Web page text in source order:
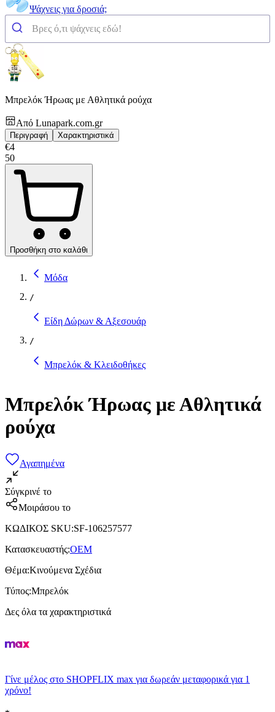
Ψάχνεις για δροσιά;
Μπρελόκ Ήρωας με Αθλητικά ρούχα
Από Lunapark.com.gr
Περιγραφή Χαρακτηριστικά
€4
50
Προσθήκη στο καλάθι
Μόδα
/
Είδη Δώρων & Αξεσουάρ
/
Μπρελόκ & Κλειδοθήκες
Μπρελόκ Ήρωας με Αθλητικά
ρούχα
Αγαπημένα
Σύγκρινέ το
Μοιράσου το
ΚΩΔΙΚΟΣ SKU:SF-106257577
Κατασκευαστής:OEM
Θέμα:Κινούμενα Σχέδια
Τύπος:Μπρελόκ
Δες όλα τα χαρακτηριστικά
Γίνε μέλος στο SHOPFLIX max για δωρεάν μεταφορικά για 1
χρόνο!